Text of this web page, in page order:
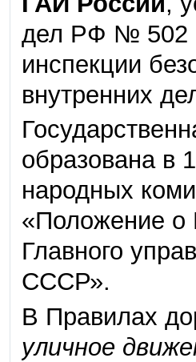
дел РФ № 502
инспекции
внутренних
образована в
народных
«Положение о
Главного
СССР».
В Правилах
уличное